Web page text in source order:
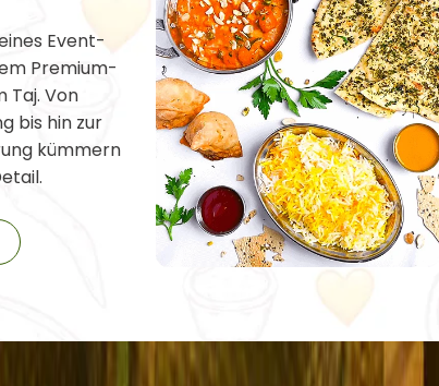
Event-
Premium-
Taj. Von
bis hin zur
kümmern